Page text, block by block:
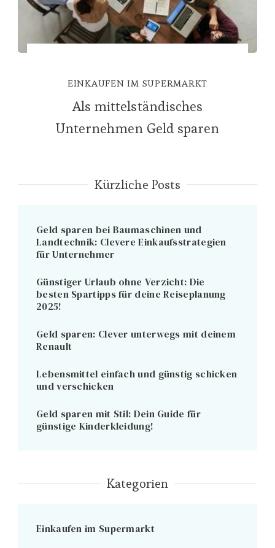
EINKAUFEN IM SUPERMARKT
Als mittelständisches
Unternehmen Geld sparen
Kürzliche Posts
Geld sparen bei Baumaschinen und
Landtechnik: Clevere Einkaufsstrategien
für Unternehmer
Günstiger Urlaub ohne Verzicht: Die
besten Spartipps für deine Reiseplanung
2025!
Geld sparen: Clever unterwegs mit deinem
Renault
Lebensmittel einfach und günstig schicken
und verschicken
Geld sparen mit Stil: Dein Guide für
günstige Kinderkleidung!
Kategorien
Einkaufen im Supermarkt